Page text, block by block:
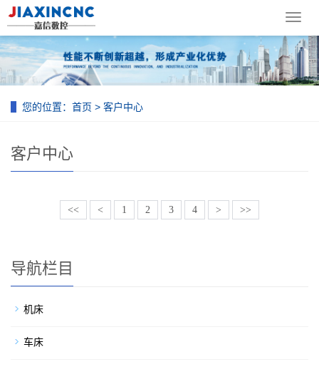
导
菜
单
您的位置： 首页 > 客户中心
客户中心
<< < 1 2 3 4 > >>
导航栏目
机床
车床